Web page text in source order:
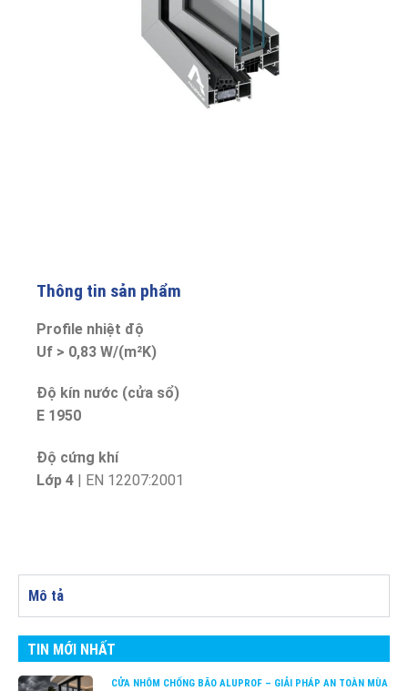
Thông tin sản phẩm
Profile nhiệt độ
Uf > 0,83 W/(m²K)
Độ kín nước (cửa sổ)
E 1950
Độ cứng khí
Lớp 4 | EN 12207:2001
Mô tả
TIN MỚI NHẤT
CỬA NHÔM CHỐNG BÃO ALUPROF – GIẢI PHÁP AN TOÀN MÙA